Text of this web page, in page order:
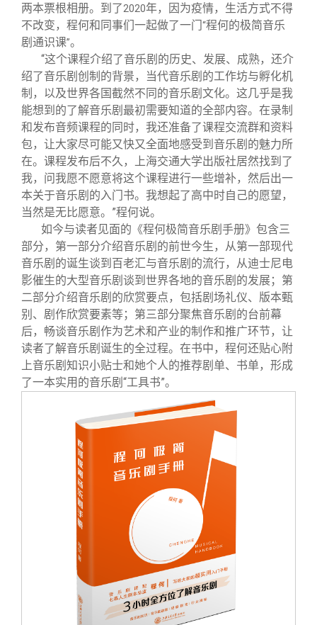
两本票根相册。到了2020年，因为疫情，生活方式不得
不改变，程何和同事们一起做了一门“程何的极简音乐
剧通识课”。
“这个课程介绍了音乐剧的历史、发展、成熟，还介
绍了音乐剧创制的背景，当代音乐剧的工作坊与孵化机
制，以及世界各国截然不同的音乐剧文化。这几乎是我
能想到的了解音乐剧最初需要知道的全部内容。在录制
和发布音频课程的同时，我还准备了课程交流群和资料
包，让大家尽可能又快又全面地感受到音乐剧的魅力所
在。课程发布后不久，上海交通大学出版社居然找到了
我，问我愿不愿意将这个课程进行一些增补，然后出一
本关于音乐剧的入门书。我想起了高中时自己的愿望，
当然是无比愿意。”程何说。
如今与读者见面的《程何极简音乐剧手册》包含三
部分，第一部分介绍音乐剧的前世今生，从第一部现代
音乐剧的诞生谈到百老汇与音乐剧的流行，从迪士尼电
影催生的大型音乐剧谈到世界各地的音乐剧的发展；第
二部分介绍音乐剧的欣赏要点，包括剧场礼仪、版本甄
别、剧作欣赏要素等；第三部分聚焦音乐剧的台前幕
后，畅谈音乐剧作为艺术和产业的制作和推广环节，让
读者了解音乐剧诞生的全过程。在书中，程何还贴心附
上音乐剧知识小贴士和她个人的推荐剧单、书单，形成
了一本实用的音乐剧“工具书”。